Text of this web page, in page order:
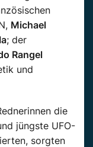
Michael
; der
Rangel
und
die
jüngste UFO-
sorgten